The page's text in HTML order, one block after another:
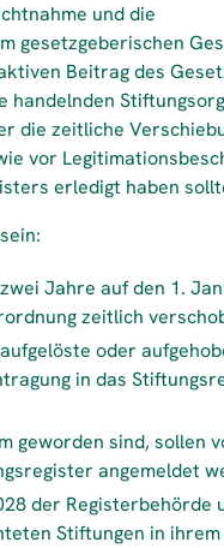
und die
gesetzgeberischen
Beitrag des
die zeitliche
vor
erledigt haben
Jahre auf den 1.
zeitlich
oder
in das
geworden sind, sollen
angemeldet
der Registerbehörde
Stiftungen in ihrem